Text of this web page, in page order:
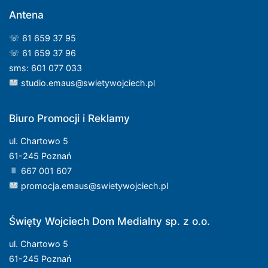
Antena
☏ 61 659 37 95
☏ 61 659 37 96
sms: 601 077 033
studio.emaus@swietywojciech.pl
Biuro Promocji i Reklamy
ul. Chartowo 5
61-245 Poznań
667 001 607
promocja.emaus@swietywojciech.pl
Święty Wojciech Dom Medialny sp. z o.o.
ul. Chartowo 5
61-245 Poznań